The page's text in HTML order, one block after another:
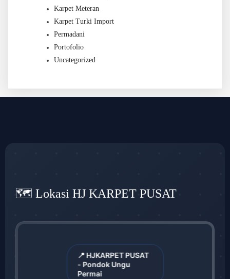
Karpet Meteran
Karpet Turki Import
Permadani
Portofolio
Uncategorized
🗺️ Lokasi HJ KARPET PUSAT
📍 HJKARPET PUSAT
- Pondok Ungu
Permai